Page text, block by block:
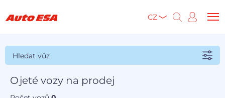
CZ
Hledat vůz
Ojeté vozy na prodej